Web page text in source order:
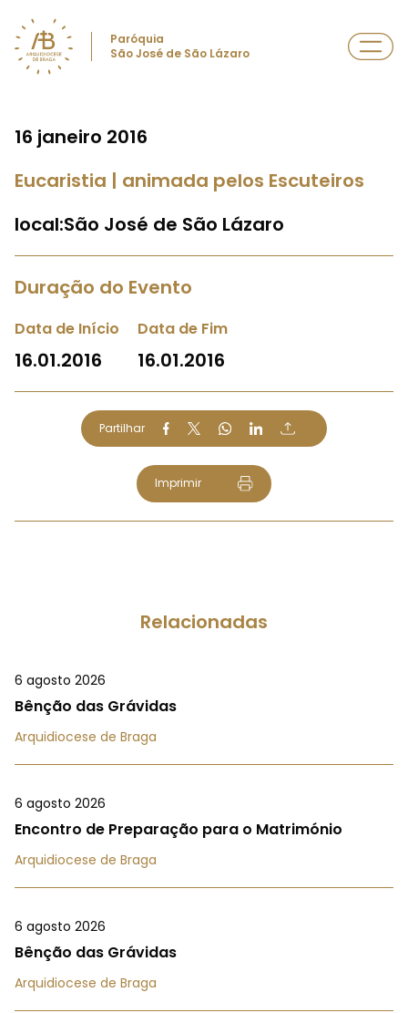
Paróquia
São José de São Lázaro
16 janeiro 2016
Eucaristia | animada pelos Escuteiros
local:São José de São Lázaro
Duração do Evento
Data de Início
16.01.2016
Data de Fim
16.01.2016
Partilhar
Imprimir
Relacionadas
6 agosto 2026
Bênção das Grávidas
Arquidiocese de Braga
6 agosto 2026
Encontro de Preparação para o Matrimónio
Arquidiocese de Braga
6 agosto 2026
Bênção das Grávidas
Arquidiocese de Braga